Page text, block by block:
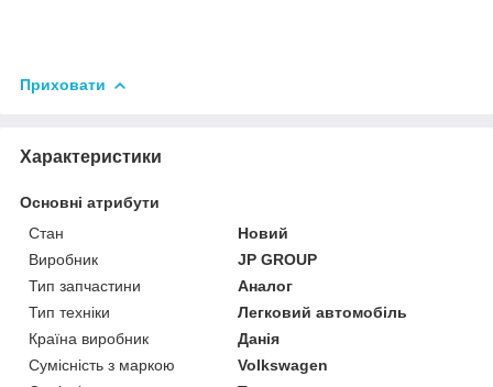
Приховати
Характеристики
Основні атрибути
Стан
Новий
Виробник
JP GROUP
Тип запчастини
Аналог
Тип техніки
Легковий автомобіль
Країна виробник
Данія
Сумісність з маркою
Volkswagen